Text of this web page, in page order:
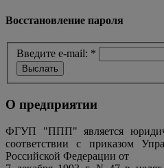
Восстановление пароля
Введите e-mail: *
О предприятии
ФГУП "ППП" является
соответствии с приказом
Российской Федерации от